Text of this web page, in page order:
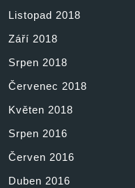
Listopad 2018
Září 2018
Srpen 2018
Červenec 2018
Květen 2018
Srpen 2016
Červen 2016
Duben 2016